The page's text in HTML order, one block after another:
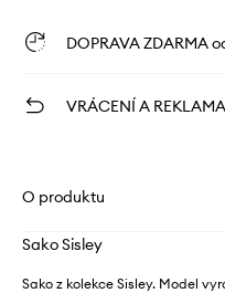
DOPRAVA ZDARMA
VRÁCENÍ A
O produktu
Sako Sisley
Sako z kolekce Sisley. Model